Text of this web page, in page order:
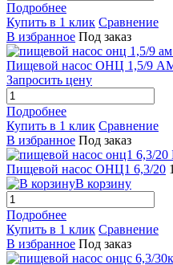
Подробнее
Купить в 1 клик Сравнение
В избранное Под заказ
Пищевой насос ОНЦ 1,5/9
Запросить цену
Подробнее
Купить в 1 клик Сравнение
В избранное Под заказ
Пищевой насос ОНЦ1 6,3/20
В корзину
Подробнее
Купить в 1 клик Сравнение
В избранное Под заказ